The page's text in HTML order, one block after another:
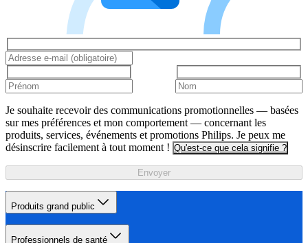
Je souhaite recevoir des communications promotionnelles — basées
sur mes préférences et mon comportement — concernant les
produits, services, événements et promotions Philips. Je peux me
désinscrire facilement à tout moment ! Qu'est-ce que cela signifie ?
Envoyer
Produits grand public
Professionnels de santé